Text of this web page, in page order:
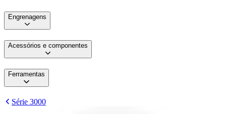
Engrenagens
Acessórios e componentes
Ferramentas
Série 3000